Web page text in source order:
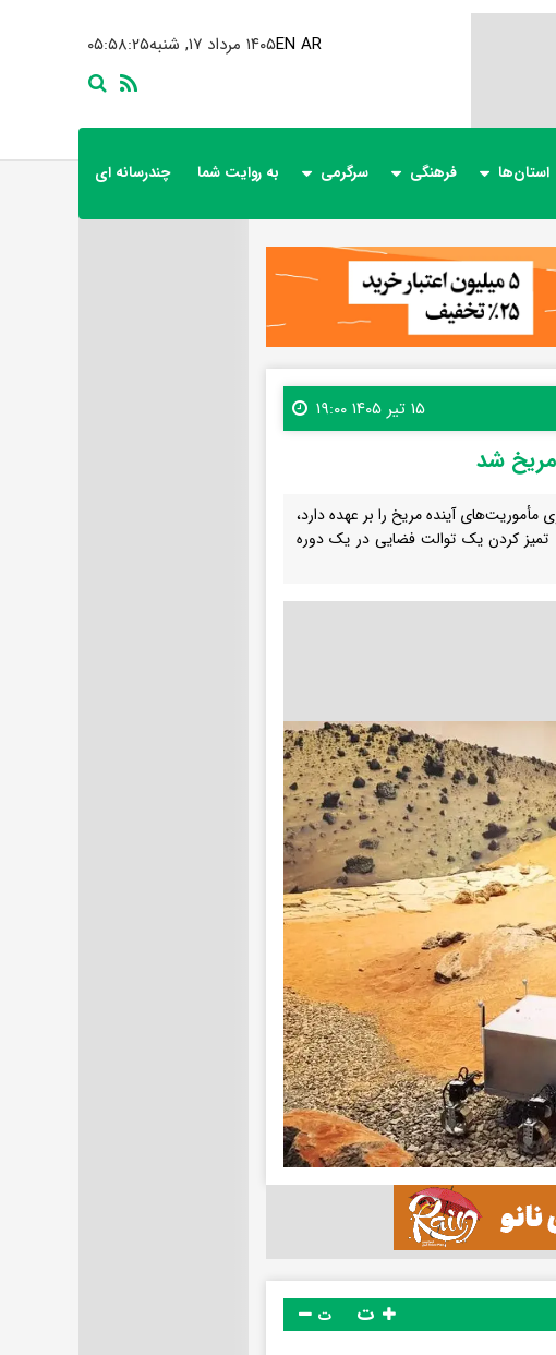
۰۵:۵۸:۲۶ ۱۴۰۵ مرداد ۱۷, شنبهEN AR
استان‌ها فرهنگی سرگرمی به روایت شما چندرسانه ای
۱۵ تیر ۱۴۰۵ ۱۹:۰۰
مریخ شد
مأموریت‌های آینده مریخ را بر عهده دارد،
تمیز کردن یک توالت فضایی در یک دوره
ت